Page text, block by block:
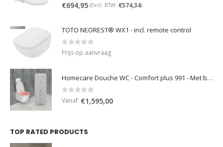
€694,95 (Excl. BTW: €574,34)
TOTO NEOREST® WX1 - incl. remote control
0 out of 5
Prijs op aanvraag
Homecare Douche WC - Comfort plus 991 - Met brilverwarming
0 out of 5
Vanaf: €1,595,00
TOP RATED PRODUCTS